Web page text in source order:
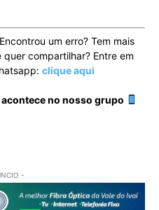
um erro? Tem mais
compartilhar? Entre em
clique aqui
no nosso grupo
-